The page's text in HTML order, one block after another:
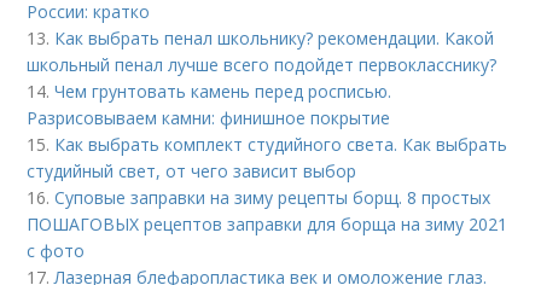
России: кратко
13. Как выбрать пенал школьнику? рекомендации. Какой
школьный пенал лучше всего подойдет первокласснику?
14.Чем грунтовать камень перед росписью.
Разрисовываем камни: финишное покрытие
15. Как выбрать комплект студийного света. Как выбрать
студийный свет, от чего зависит выбор
16.Суповые заправки на зиму рецепты борщ. 8 простых
ПОШАГОВЫХ рецептов заправки для борща на зиму 2021
с фото
17.Лазерная блефаропластика век и омоложение глаз.